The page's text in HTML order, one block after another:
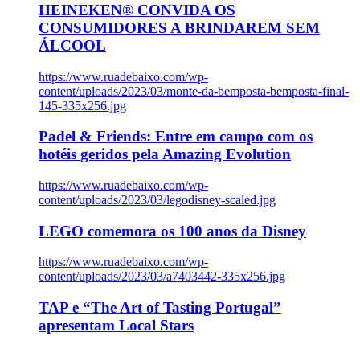
HEINEKEN® CONVIDA OS
CONSUMIDORES A BRINDAREM SEM
ÁLCOOL
https://www.ruadebaixo.com/wp-
content/uploads/2023/03/monte-da-bemposta-bemposta-final-
145-335x256.jpg
Padel & Friends: Entre em campo com os
hotéis geridos pela Amazing Evolution
https://www.ruadebaixo.com/wp-
content/uploads/2023/03/legodisney-scaled.jpg
LEGO comemora os 100 anos da Disney
https://www.ruadebaixo.com/wp-
content/uploads/2023/03/a7403442-335x256.jpg
TAP e “The Art of Tasting Portugal”
apresentam Local Stars